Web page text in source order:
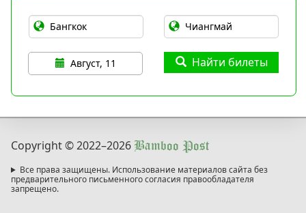
Август, 11 Найти билеты
Copyright © 2022–2026 Bamboo Post
Все права защищены. Использование материалов сайта без
предварительного письменного согласия правообладателя
запрещено.